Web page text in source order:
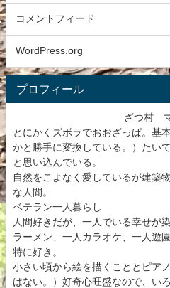
コメントフィード
WordPress.org
プロフィール
ざつ村
とにかくズボラでおおざっぱ。基
かと勝手に変換している。）たい
と思い込んでいる。
自然をこよなく愛しているが建築
な人間。
ベテラン一人暮らし
人間好きだが、一人でいる幸せが
ラーメン、一人カラオケ、一人遊
特に好き。
小さい頃から絵を描くこととピア
はない。）好奇心旺盛なので、い